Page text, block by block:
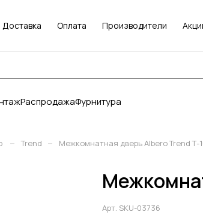
Доставка Оплата Производители
РаспродажаФурнитура
– Trend – Межкомнатная дверь Albero Trend Т-
Арт. SKU-03736